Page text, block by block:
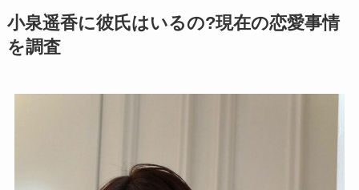
小泉遥香に彼氏はいるの?現在の恋愛事情
を調査